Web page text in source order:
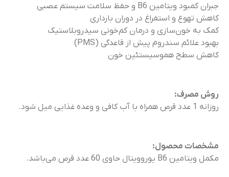
جبران کمبود ویتامین B6 و حفظ سلامت سیستم عصبی
کاهش تهوع و استفراغ در دوران بارداری
کمک به خون‌سازی و درمان کم‌خونی سیدروبلاستیک
بهبود علائم سندروم پیش از قاعدگی (PMS)
کاهش سطح هموسیستئین خون
روش مصرف:
روزانه 1 عدد قرص همراه با آب کافی و وعده غذایی میل شود.
مشخصات محصول:
مکمل ویتامین B6 یوروویتال حاوی 60 عدد قرص می‌باشد.